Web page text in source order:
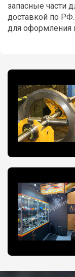
запасные части
доставкой по
для оформления